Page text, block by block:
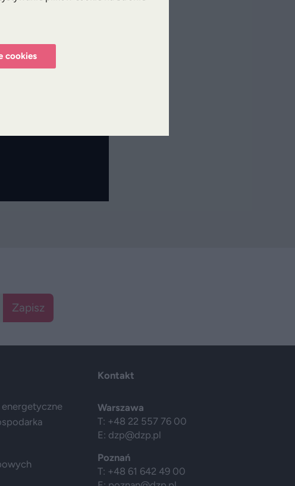
Zapisz
Kontakt
Warszawa
T: +48 22 557 76 00
E: dzp@dzp.pl
Poznań
T: +48 61 642 49 00
cookies